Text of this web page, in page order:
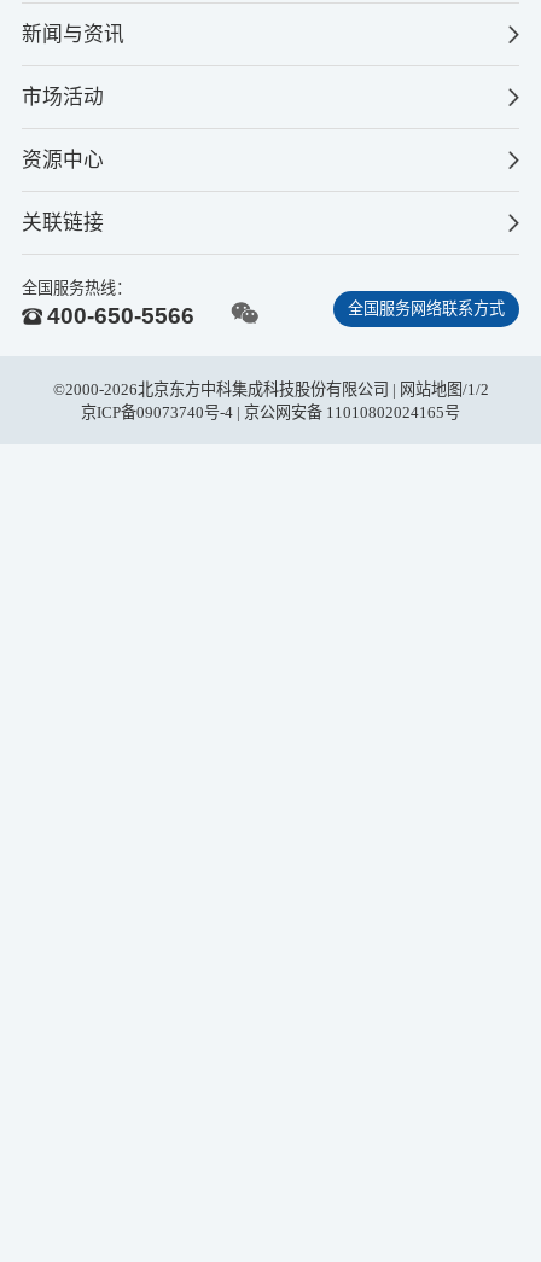
新闻与资讯
市场活动
资源中心
关联链接
全国服务热线：
400-650-5566 全国服务网络联系方式
©2000-2026北京东方中科集成科技股份有限公司 | 网站地图/1 /2
京ICP备09073740号-4 | 京公网安备 11010802024165号